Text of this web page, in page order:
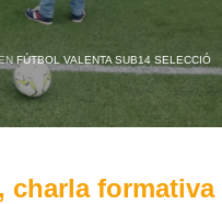
FÚTBOL VALENTA SUB14 SELECCIÓ
charla formativa